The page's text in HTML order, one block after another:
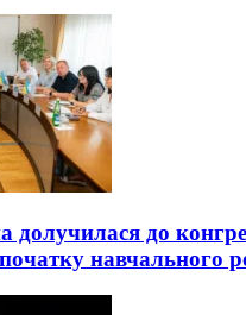
долучилася до
навчального